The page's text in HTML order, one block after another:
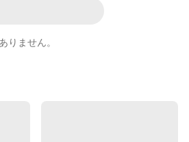
りません。